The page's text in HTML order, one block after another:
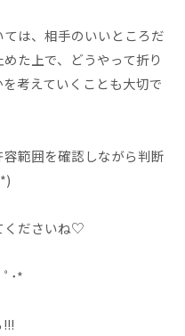
は、相手のいいところだ
た上で、どうやって折り
考えていくことも大切で
範囲を確認しながら判断
くださいね♡
ﾟ･*